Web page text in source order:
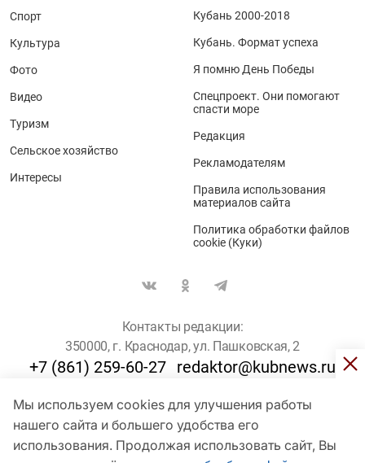
Мы используем cookies для улучшения работы
нашего сайта и большего удобства его
использования. Продолжая использовать сайт, Вы
Спорт
Культура
Фото
Видео
Туризм
Сельское хозяйство
Интересы
Кубань 2000-2018
Кубань. Формат успеха
Я помню День Победы
Спецпроект. Они помогают
спасти море
Редакция
Рекламодателям
Правила использования
материалов сайта
Политика обработки файлов
cookie (Куки)
Контакты редакции:
350000, г. Краснодар, ул. Пашковская, 2
+7 (861) 259-60-27 redaktor@kubnews.ru
Для пользователей старше 16 лет
© Кубанские Новости, 2017